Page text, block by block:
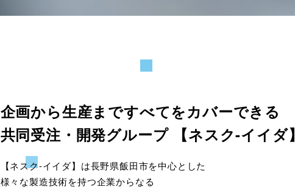
企画から生産まですべてをカバーできる
共同受注・開発グループ
【ネスク-イイダ】
【ネスク-イイダ】は長野県飯田市を中心とした
様々な製造技術を持つ企業からなる